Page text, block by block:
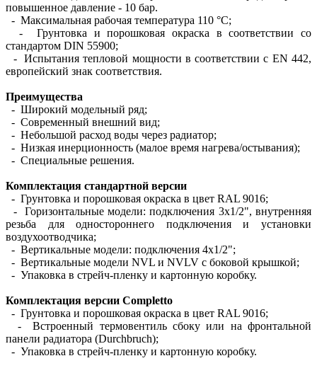
повышенное давление - 10 бар.
- Максимальная рабочая температура 110 °С;
- Грунтовка и порошковая окраска в соответствии со
стандартом DIN 55900;
- Испытания тепловой мощности в соответствии с EN 442,
европейский знак соответствия.
Преимущества
- Широкий модельный ряд;
- Современный внешний вид;
- Небольшой расход воды через радиатор;
- Низкая инерционность (малое время нагрева/остывания);
- Специальные решения.
Комплектация стандартной версии
- Грунтовка и порошковая окраска в цвет RAL 9016;
- Горизонтальные модели: подключения 3х1/2", внутренняя
резьба для одностороннего подключения и установки
воздухоотводчика;
- Вертикальные модели: подключения 4х1/2";
- Вертикальные модели NVL и NVLV с боковой крышкой;
- Упаковка в стрейч-пленку и картонную коробку.
Комплектация версии Completto
- Грунтовка и порошковая окраска в цвет RAL 9016;
- Встроенный термовентиль сбоку или на фронтальной
панели радиатора (Durchbruch);
- Упаковка в стрейч-пленку и картонную коробку.